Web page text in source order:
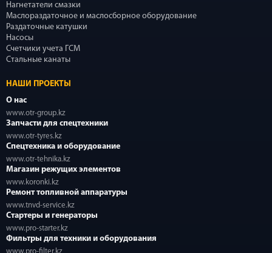
Нагнетатели смазки
Маслораздаточное и маслосборное оборудование
Раздаточные катушки
Насосы
Счетчики учета ГСМ
Стальные канаты
НАШИ ПРОЕКТЫ
О нас
www.otr-group.kz
Запчасти для спецтехники
www.otr-tyres.kz
Спецтехника и оборудование
www.otr-tehnika.kz
Магазин режущих элементов
www.koronki.kz
Ремонт топливной аппаратуры
www.tnvd-service.kz
Стартеры и генераторы
www.pro-starter.kz
Фильтры для техники и оборудования